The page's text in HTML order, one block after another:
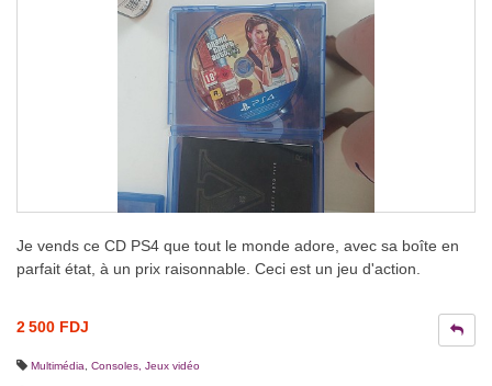
Je vends ce CD PS4 que tout le monde adore, avec sa boîte en
parfait état, à un prix raisonnable. Ceci est un jeu d'action.
2 500 FDJ
Multimédia Consoles, Jeux vidéo